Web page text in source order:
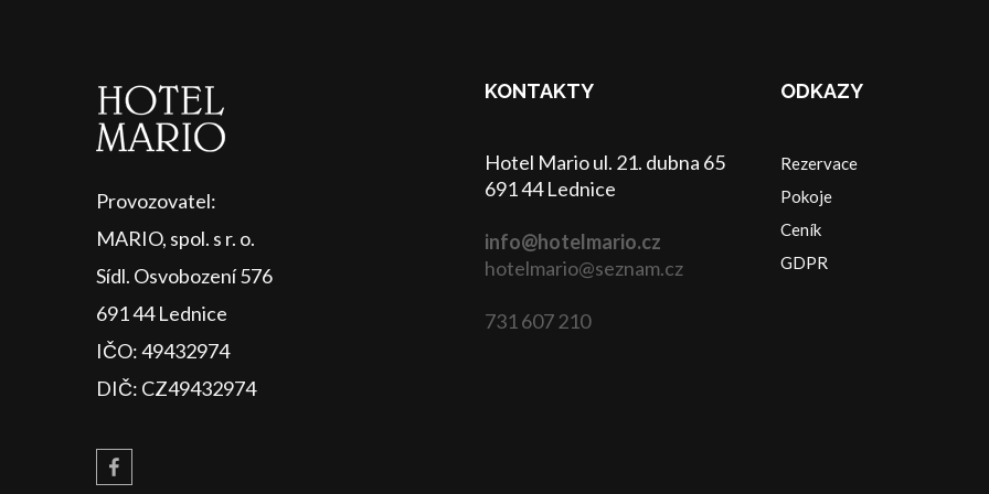
Provozovatel:
MARIO, spol. s r. o.
Sídl. Osvobození 576
691 44 Lednice
IČO: 49432974
DIČ: CZ49432974
KONTAKTY
Hotel Mario ul. 21. dubna 65
691 44 Lednice
info@hotelmario.cz
hotelmario@seznam.cz
731 607 210
ODKAZY
Rezervace
Pokoje
Ceník
GDPR